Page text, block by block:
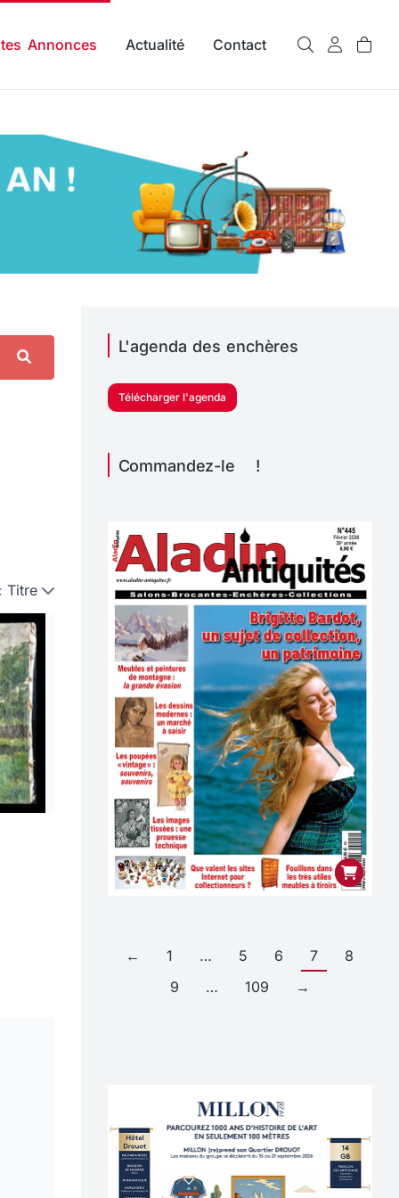
Annonces Actualité Contact
Titre
L'agenda des enchères
Télécharger l'agenda
Commandez-le !
← 1 … 5 6 7
8
9
… 109 →